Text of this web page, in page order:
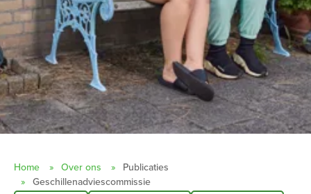
Home Over ons
Publicaties
Geschillenadviescommissie